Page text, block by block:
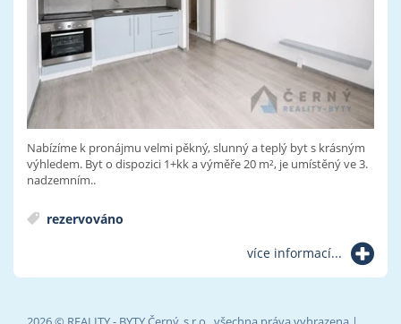
Nabízíme k pronájmu velmi pěkný, slunný a teplý byt s krásným
výhledem. Byt o dispozici 1+kk a výměře 20 m², je umístěný ve 3.
nadzemním..
rezervováno
více informací...